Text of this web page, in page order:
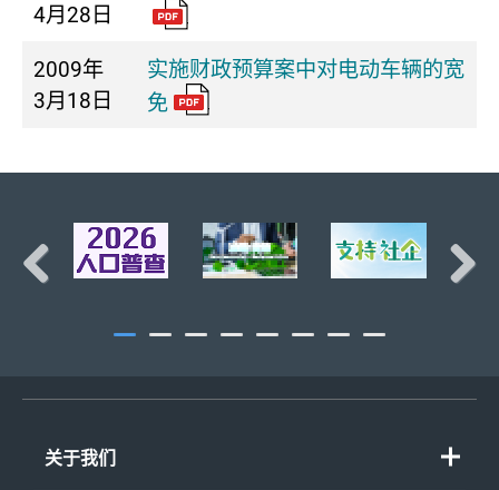
4月28日
2009年
3月18日
实施财政预算案中对电动车辆的宽
免
页首
关于我们